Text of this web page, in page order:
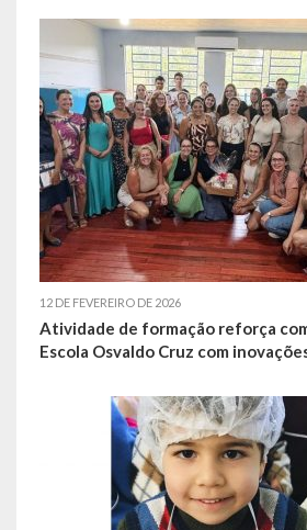
LDO – Lei de Diretrizes Orçamentárias
Acesso à Informação
Transparência
12 DE FEVEREIRO DE 2026
Atividade de formação reforça
Escola Osvaldo Cruz com